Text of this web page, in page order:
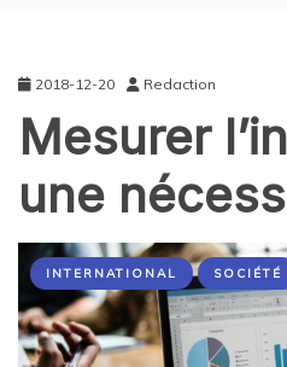
2018-12-20 Redaction
Mesurer
une
INTERNATIONAL SOCIÉTÉ